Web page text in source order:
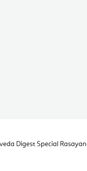
Digest Special